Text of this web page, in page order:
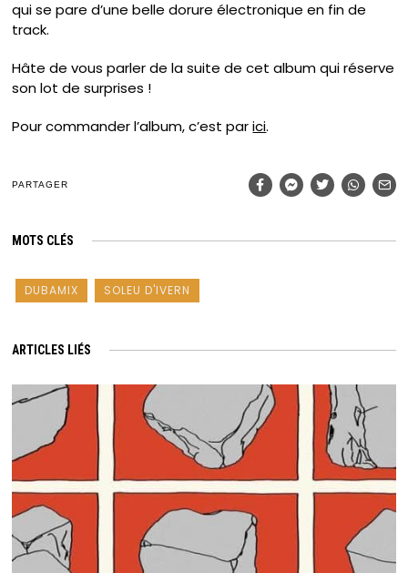
qui se pare d’une belle dorure électronique en fin de
track.
Hâte de vous parler de la suite de cet album qui réserve
son lot de surprises !
Pour commander l’album, c’est parici.
PARTAGER
MOTS CLÉS
DUBAMIX SOLEU D'IVERN
ARTICLES LIÉS